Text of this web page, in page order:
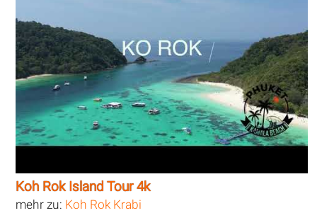
Koh Rok Island Tour 4k
mehr zu: Koh Rok Krabi